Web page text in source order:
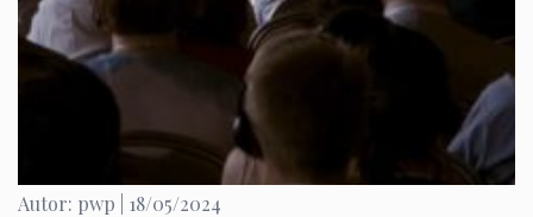
Autor: pwp | 18/05/2024